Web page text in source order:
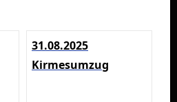
31.08.2025
Kirmesumzug